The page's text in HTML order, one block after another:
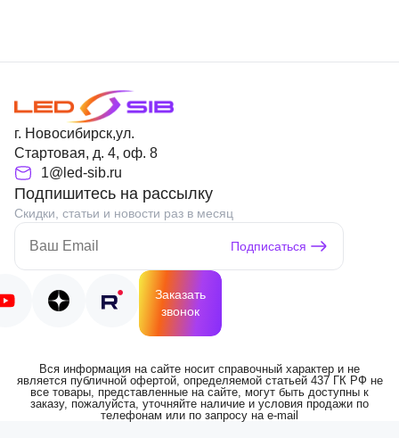
г. Новосибирск,ул.
Стартовая, д. 4, оф. 8
1@led-sib.ru
Подпишитесь на рассылку
Скидки, статьи и новости раз в месяц
Подписаться
Заказать
звонок
Вся информация на сайте носит справочный характер и не
является публичной офертой, определяемой статьей 437 ГК РФ не
все товары, представленные на сайте, могут быть доступны к
заказу, пожалуйста, уточняйте наличие и условия продажи по
телефонам или по запросу на e-mail